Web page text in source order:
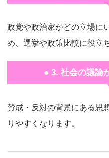
政党や政治家がどの立場に
め、選挙や政策比較に役立
● 3. 社会の議論
賛成・反対の背景にある思
りやすくなります。